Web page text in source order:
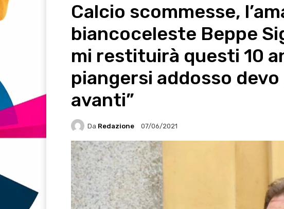
Calcio scommesse,
biancoceleste Beppe
mi restituirà questi 10
piangersi addosso
avanti”
Da Redazione 07/06/2021